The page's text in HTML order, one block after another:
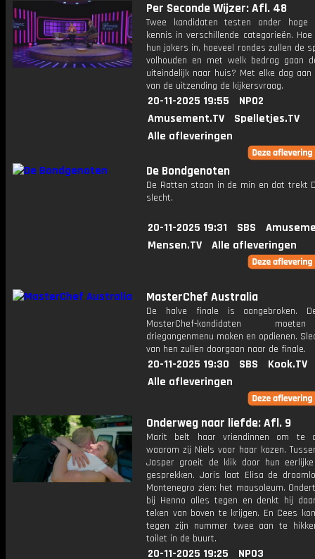
Per Seconde Wijzer: Afl. 48
Twee kandidaten testen onder hoge
kennis in verschillende categorieën.
hun jokers in, hoeveel rondes zullen de
volhouden en met welk bedrag gaan
uiteindelijk naar huis? Met elke dag
van de uitzending de kijkersvraag.
20-11-2025 19:55
NPO2
Amusement.TV
Spelletjes.TV
Alle afleveringen
De Bondgenoten
De Ratten staan in de min en dat trekt
slecht.
20-11-2025 19:31 SBS
Mensen.TV
Alle afleveringen
MasterChef Australia
De halve finale is aangebroken.
MasterChef-kandidaten
driegangenmenu maken en opdienen.
van hen zullen doorgaan naar de finale.
20-11-2025 19:30 SBS
Kook.TV
Alle afleveringen
Onderweg naar liefde: Afl. 9
Marit belt haar vriendinnen om te
waarom zij Niels voor haar kozen.
Jasper groeit de klik door hun
gesprekken. Joris laat Elisa de
Montenegro zien: het mausoleum.
bij Henno alles tegen en denkt hij
teken van boven te krijgen. En Cees
tegen zijn nummer twee aan te
toilet in de buurt.
20-11-2025 19:25 NPO3